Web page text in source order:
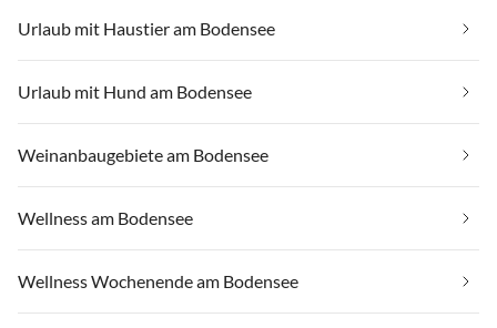
Urlaub mit Haustier am Bodensee
Urlaub mit Hund am Bodensee
Weinanbaugebiete am Bodensee
Wellness am Bodensee
Wellness Wochenende am Bodensee